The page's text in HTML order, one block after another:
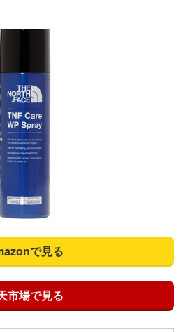
で見る
市場で見る